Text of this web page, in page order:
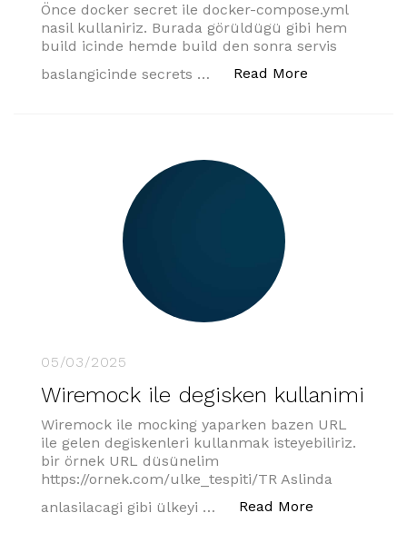
Önce docker secret ile docker-compose.yml
nasil kullaniriz. Burada görüldügü gibi hem
build icinde hemde build den sonra servis
baslangicinde secrets …
Read More
05/03/2025
Wiremock ile degisken kullanimi
Wiremock ile mocking yaparken bazen URL
ile gelen degiskenleri kullanmak isteyebiliriz.
bir örnek URL düsünelim
https://ornek.com/ulke_tespiti/TR Aslinda
anlasilacagi gibi ülkeyi …
Read More